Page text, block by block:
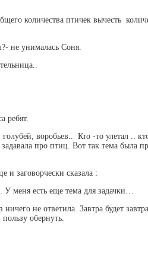
количества птичек вычесть
не унималась Соня.
ребят.
воробьев.. Кто -то улетал ..
про птиц. Вот так тема была
и заговорчески сказала :
У меня есть еще тема для задачки…
не ответила. Завтра будет
обернуть.